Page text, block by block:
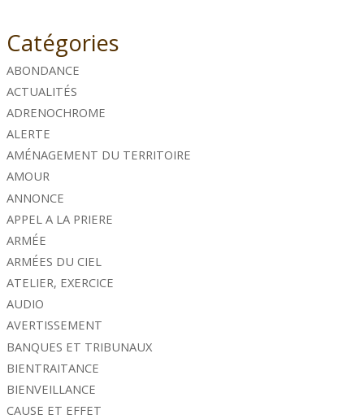
Catégories
ABONDANCE
ACTUALITÉS
ADRENOCHROME
ALERTE
AMÉNAGEMENT DU TERRITOIRE
AMOUR
ANNONCE
APPEL A LA PRIERE
ARMÉE
ARMÉES DU CIEL
ATELIER, EXERCICE
AUDIO
AVERTISSEMENT
BANQUES ET TRIBUNAUX
BIENTRAITANCE
BIENVEILLANCE
CAUSE ET EFFET